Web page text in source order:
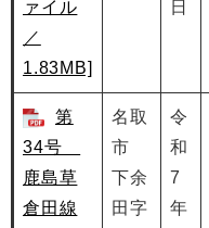
ァイル
／
1.83MB]
日
第
34号
鹿島草
倉田線
名取
市
下余
田字
令
和
7
年